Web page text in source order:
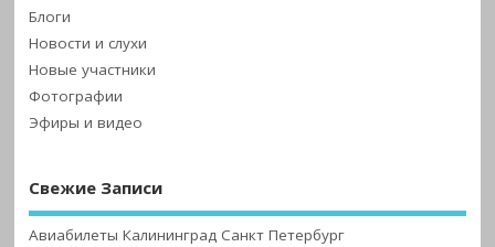
Блоги
Новости и слухи
Новые участники
Фотографии
Эфиры и видео
Свежие Записи
Авиабилеты Калининград Санкт Петербург